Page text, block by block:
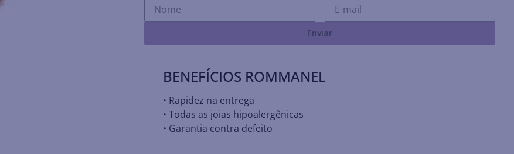
Enviar
BENEFÍCIOS ROMMANEL
• Rapidez na entrega
• Todas as joias hipoalergênicas
• Garantia contra defeito